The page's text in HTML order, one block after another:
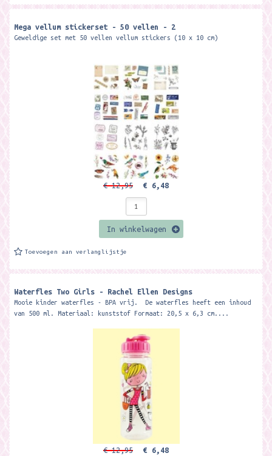
Mega vellum stickerset - 50 vellen - 2
Geweldige set met 50 vellen vellum stickers (10 x 10 cm)
€ 12,95 € 6,48
In winkelwagen
Toevoegen aan verlanglijstje
Waterfles Two Girls - Rachel Ellen Designs
Mooie kinder waterfles - BPA vrij. De waterfles heeft een inhoud
van 500 ml. Materiaal: kunststof Formaat: 20,5 x 6,3 cm....
€ 12,95 € 6,48